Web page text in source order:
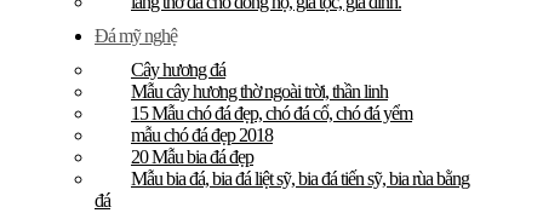
Đá mỹ nghệ
Cây hương đá
Mẫu cây hương thờ ngoài trời, thần linh
15 Mẫu chó đá đẹp, chó đá cổ, chó đá yểm
mẫu chó đá đẹp 2018
20 Mẫu bia đá đẹp
Mẫu bia đá, bia đá liệt sỹ, bia đá tiến sỹ, bia rùa bằng
đá